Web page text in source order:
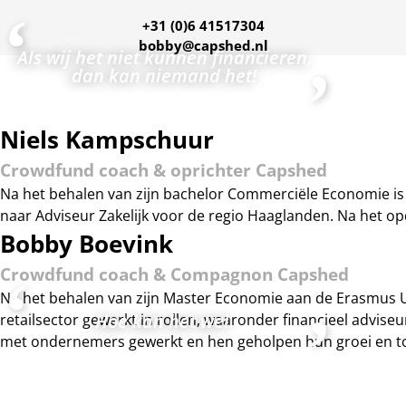
+31 (0)6 41517304
bobby@capshed.nl
‘Als wij het niet kunnen financieren,
dan kan niemand het! ’
Niels Kampschuur
Crowdfund coach & oprichter Capshed
Na het behalen van zijn bachelor Commerciële Economie
naar Adviseur Zakelijk voor de regio Haaglanden. Na het
Bobby Boevink
Crowdfund coach & Compagnon Capshed
Na het behalen van zijn Master Economie aan de
retailsector gewerkt in rollen, waaronder financieel
met ondernemers gewerkt en hen geholpen hun groei en
‘ Hoe kan het wel. ’